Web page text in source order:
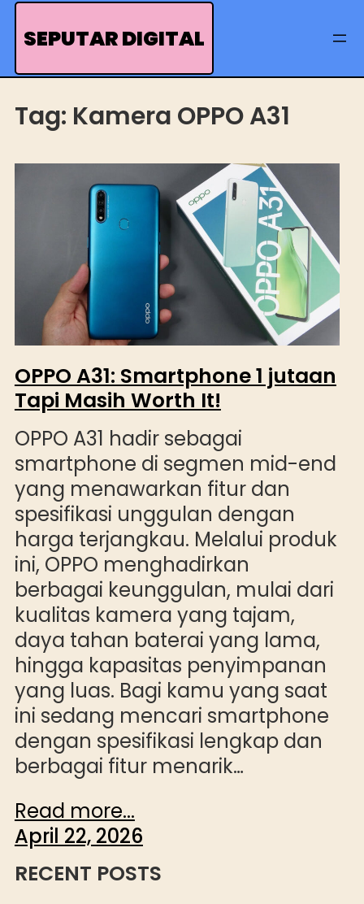
Skip
SEPUTAR DIGITAL
Tag: Kamera OPPO A31
OPPO A31: Smartphone 1 jutaan
Tapi Masih Worth It!
OPPO A31 hadir sebagai
smartphone di segmen mid-end
yang menawarkan fitur dan
spesifikasi unggulan dengan
harga terjangkau. Melalui produk
ini, OPPO menghadirkan
berbagai keunggulan, mulai dari
kualitas kamera yang tajam,
daya tahan baterai yang lama,
hingga kapasitas penyimpanan
yang luas. Bagi kamu yang saat
ini sedang mencari smartphone
dengan spesifikasi lengkap dan
berbagai fitur menarik…
Read more...
April 22, 2026
RECENT POSTS